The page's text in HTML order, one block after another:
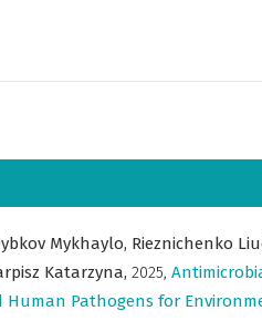
Mykhaylo, Rieznichenko
Katarzyna, 2025,
Human Pathogens for